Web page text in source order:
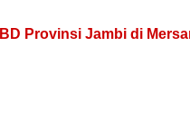
Provinsi Jambi di